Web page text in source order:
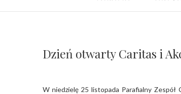
Dzień otwarty Caritas i
W niedzielę 25 listopada Parafialny Zespół Caritas oraz Akcji Katolickiej zorganizowały dzień otwarty, na którym przedstawiciele